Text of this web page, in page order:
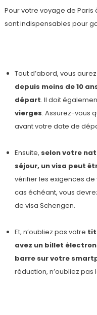
Pour votre voyage de Paris
sont indispensables pour
Tout d’abord, vous
depuis moins de 10
départ. Il doit
vierges. Assurez-vous
avant votre date de
Ensuite, selon votre
séjour, un visa peut
vérifier les exigences de
cas échéant, vous
de visa Schengen.
Et, n’oubliez pas votre
avez un billet
barre sur votre
réduction, n’oubliez